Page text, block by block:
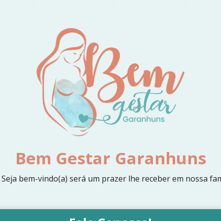
Bem Gestar Garanhuns
Seja bem-vindo(a) será um prazer lhe receber em nossa